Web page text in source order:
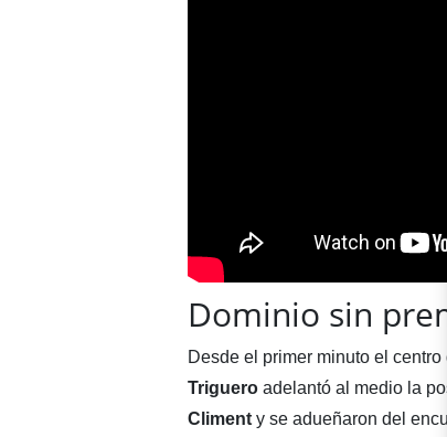
Dominio sin
Desde el primer minuto el
Triguero adelantó al medio la
Climenty se adueñaron del